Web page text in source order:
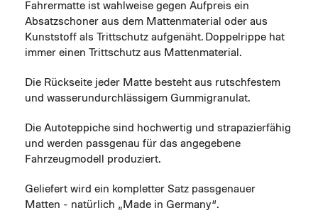
Fahrermatte ist wahlweise gegen Aufpreis ein
Absatzschoner aus dem Mattenmaterial oder aus
Kunststoff als Trittschutz aufgenäht. Doppelrippe hat
immer einen Trittschutz aus Mattenmaterial.
Die Rückseite jeder Matte besteht aus rutschfestem
und wasserundurchlässigem Gummigranulat.
Die Autoteppiche sind hochwertig und strapazierfähig
und werden passgenau für das angegebene
Fahrzeugmodell produziert.
Geliefert wird ein kompletter Satz passgenauer
Matten - natürlich „Made in Germany“.